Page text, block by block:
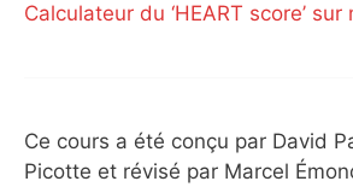
Calculateur du ‘HEART score’ sur
Ce cours a été conçu par David
Picotte et révisé par Marcel